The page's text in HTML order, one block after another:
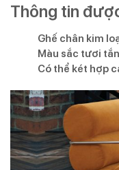
Thông tin
Ghế chân kim
Màu sắc tươi
Có thể két hợp